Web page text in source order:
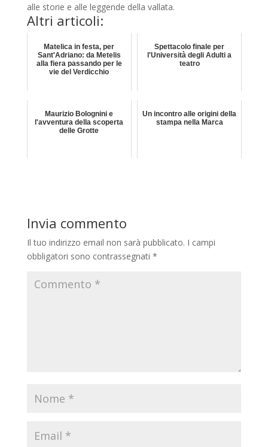
alle storie e alle leggende della vallata.
Altri articoli:
Matelica in festa, per
Sant'Adriano: da Metelis
alla fiera passando per le
vie del Verdicchio
Spettacolo finale per
l'Università degli Adulti a
teatro
Maurizio Bolognini e
l'avventura della scoperta
delle Grotte
Un incontro alle origini della
stampa nella Marca
Invia commento
Il tuo indirizzo email non sarà pubblicato. I campi
obbligatori sono contrassegnati *